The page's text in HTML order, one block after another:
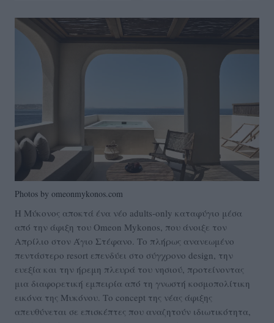
Photos by omeonmykonos.com
Η Μύκονος αποκτά ένα νέο adults-only καταφύγιο μέσα
από την άφιξη του Omeon Mykonos, που άνοιξε τον
Απρίλιο στον Άγιο Στέφανο. Το πλήρως ανανεωμένο
πεντάστερο resort επενδύει στο σύγχρονο design, την
ευεξία και την ήρεμη πλευρά του νησιού, προτείνοντας
μια διαφορετική εμπειρία από τη γνωστή κοσμοπολίτικη
εικόνα της Μυκόνου. Το concept της νέας άφιξης
απευθύνεται σε επισκέπτες που αναζητούν ιδιωτικότητα,